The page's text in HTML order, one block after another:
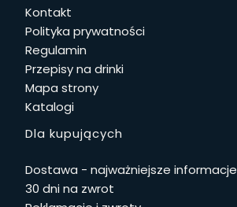
Kontakt
Polityka prywatności
Regulamin
Przepisy na drinki
Mapa strony
Katalogi
Dla kupujących
Dostawa - najważniejsze informacje
30 dni na zwrot